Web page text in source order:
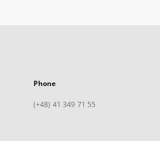
Phone
(+48) 41 349 71 55